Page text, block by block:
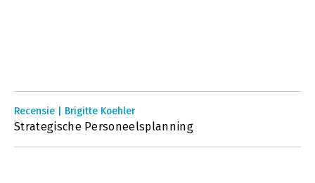
Recensie | Brigitte Koehler
Strategische Personeelsplanning